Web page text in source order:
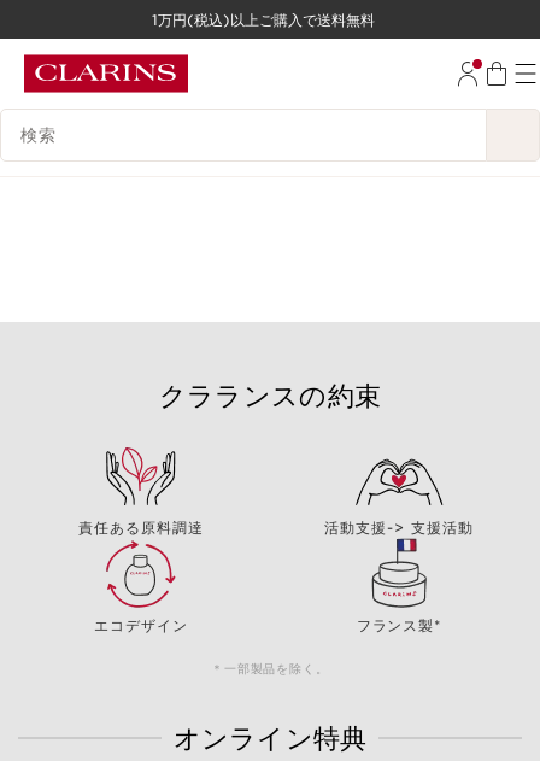
コンテンツへ移動
1万円(税込)以上ご購入で送料無料
検索候補
クラランスの約束
責任ある原料調達 活動支援-> 支援活動
エコデザイン フランス製*
＊一部製品を除く。
オンライン特典